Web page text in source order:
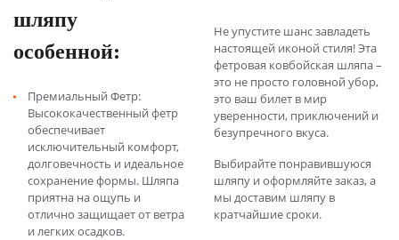
шляпу
особенной:
Премиальный Фетр:
Высококачественный фетр
обеспечивает
исключительный комфорт,
долговечность и идеальное
сохранение формы. Шляпа
приятна на ощупь и
отлично защищает от ветра
и легких осадков.
Не упустите шанс завладеть
настоящей иконой стиля! Эта
фетровая ковбойская шляпа –
это не просто головной убор,
это ваш билет в мир
уверенности, приключений и
безупречного вкуса.
Выбирайте понравившуюся
шляпу и оформляйте заказ, а
мы доставим шляпу в
кратчайшие сроки.